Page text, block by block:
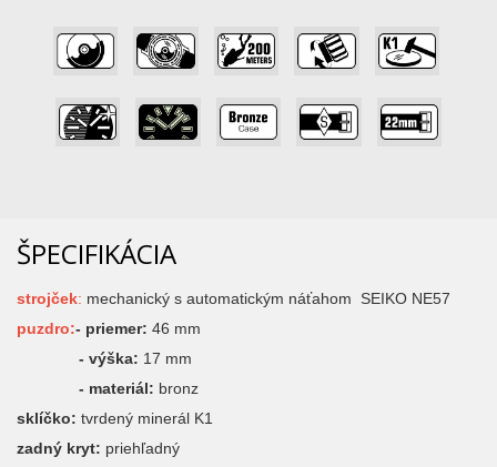
ŠPECIFIKÁCIA
strojček: mechanický s automatickým náťahom SEIKO NE57
puzdro:- priemer: 46 mm
- výška: 17 mm
- materiál: bronz
sklíčko: tvrdený minerál K1
zadný kryt: priehľadný